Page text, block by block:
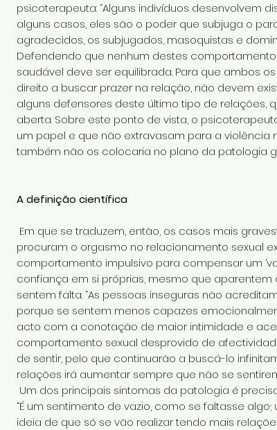
psicoterapeuta: “Alguns indivíduos desenvolvem
alguns casos, eles são o poder que subjuga o
agradecidos, os subjugados, masoquistas e
Defendendo que nenhum destes
saudável deve ser equilibrada. Para que ambos
direito a buscar prazer na relação, não devem
alguns defensores deste último tipo de relações,
aberta. Sobre este ponto de vista, o
um papel e que não extravasam para a
também não os colocaria no plano da patologia
A definição científica
Em que se traduzem, então, os casos mais
procuram o orgasmo no relacionamento sexual
comportamento impulsivo para compensar um
confiança em si próprias, mesmo que
sentem falta. “As pessoas inseguras não
porque se sentem menos capazes
acto com a conotação de maior intimidade e
comportamento sexual desprovido de
de sentir, pelo que continuarão a buscá-lo
relações irá aumentar sempre que não se
Um dos principais sintomas da patologia é
“É um sentimento de vazio, como se faltasse
ideia de que só se vão realizar tendo mais